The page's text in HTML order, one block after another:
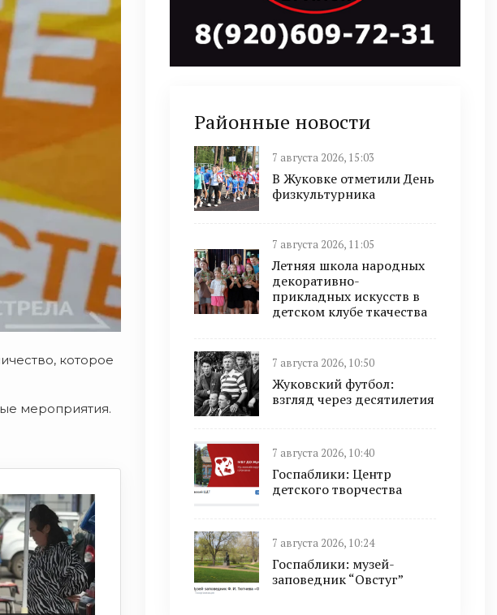
которое
мероприятия.
Районные новости
7 августа 2026, 15:03
В Жуковке отметили День
физкультурника
7 августа 2026, 11:05
Летняя школа народных
декоративно-
прикладных искусств в
детском клубе ткачества
7 августа 2026, 10:50
Жуковский футбол:
взгляд через десятилетия
7 августа 2026, 10:40
Госпаблики: Центр
детского творчества
7 августа 2026, 10:24
Госпаблики: музей-
заповедник “Овстуг”